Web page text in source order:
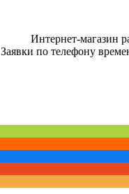
Интернет-магазин
Заявки по телефону